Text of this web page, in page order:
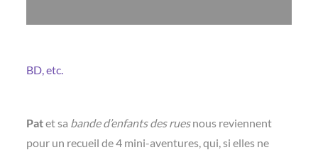
BD, etc.
Patet sa bande d’enfants des ruesnous reviennent
pour un recueil de 4 mini-aventures, qui, si elles ne